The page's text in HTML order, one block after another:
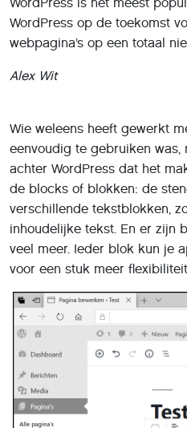
WordPress op de toekomst
webpagina’s op een totaal
Alex Wit
Wie weleens heeft gewerkt
eenvoudig te gebruiken
achter WordPress dat het
de blocks of blokken: de
verschillende tekstblokken,
inhoudelijke tekst. En er zijn
veel meer. Ieder blok kun je
voor een stuk meer